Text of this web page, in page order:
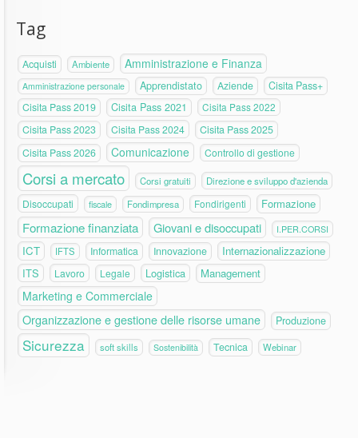
Tag
Acquisti Ambiente Amministrazione e Finanza
Amministrazione personale Apprendistato Aziende
Cisita Pass+
Cisita Pass 2019
Cisita Pass 2021 Cisita Pass 2022
Cisita Pass 2023 Cisita Pass 2024
Cisita Pass 2025
Cisita Pass 2026
Comunicazione Controllo di gestione
Corsi a mercato Corsi gratuiti Direzione e sviluppo d'azienda
Disoccupati fiscale Fondimpresa Fondirigenti Formazione
Formazione finanziata Giovani e disoccupati I.PER.CORSI
ICT IFTS Informatica Innovazione
Internazionalizzazione
ITS
Lavoro Legale Logistica Management
Marketing e Commerciale
Organizzazione e gestione delle risorse umane Produzione
Sicurezza soft skills Sostenibilità Tecnica Webinar